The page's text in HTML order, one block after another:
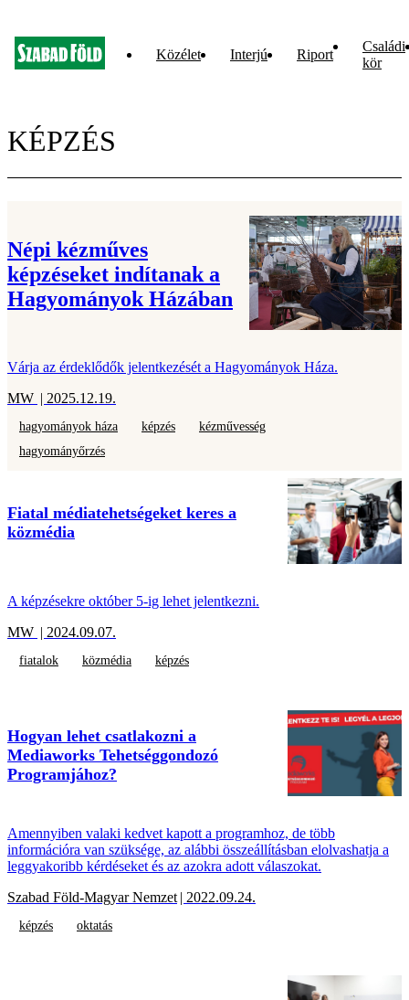
Közélet Interjú Riport
Családi
kör
KÉPZÉS
Népi kézműves
képzéseket indítanak a
Hagyományok Házában
Várja az érdeklődők jelentkezését a Hagyományok Háza.
MW | 2025.12.19.
hagyományok háza képzés
kézművesség
hagyományőrzés
Fiatal médiatehetségeket keres a
közmédia
A képzésekre október 5-ig lehet jelentkezni.
MW | 2024.09.07.
fiatalok közmédia képzés
Hogyan lehet csatlakozni a
Mediaworks Tehetséggondozó
Programjához?
Amennyiben valaki kedvet kapott a programhoz, de több
információra van szüksége, az alábbi összeállításban elolvashatja a
leggyakoribb kérdéseket és az azokra adott válaszokat.
Szabad Föld-Magyar Nemzet | 2022.09.24.
képzés oktatás